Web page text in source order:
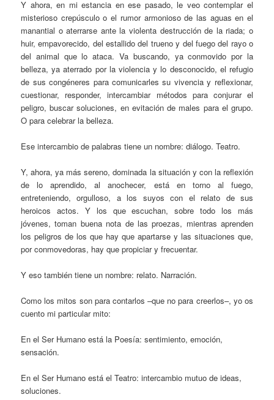
Y ahora, en mi estancia en ese pasado, le veo contemplar el
misterioso crepúsculo o el rumor armonioso de las aguas en el
manantial o aterrarse ante la violenta destrucción de la riada; o
huir, empavorecido, del estallido del trueno y del fuego del rayo o
del animal que lo ataca. Va buscando, ya conmovido por la
belleza, ya aterrado por la violencia y lo desconocido, el refugio
de sus congéneres para comunicarles su vivencia y reflexionar,
cuestionar, responder, intercambiar métodos para conjurar el
peligro, buscar soluciones, en evitación de males para el grupo.
O para celebrar la belleza.
Ese intercambio de palabras tiene un nombre: diálogo. Teatro.
Y, ahora, ya más sereno, dominada la situación y con la reflexión
de lo aprendido, al anochecer, está en torno al fuego,
entreteniendo, orgulloso, a los suyos con el relato de sus
heroicos actos. Y los que escuchan, sobre todo los más
jóvenes, toman buena nota de las proezas, mientras aprenden
los peligros de los que hay que apartarse y las situaciones que,
por conmovedoras, hay que propiciar y frecuentar.
Y eso también tiene un nombre: relato. Narración.
Como los mitos son para contarlos –que no para creerlos–, yo os
cuento mi particular mito:
En el Ser Humano está la Poesía: sentimiento, emoción,
sensación.
En el Ser Humano está el Teatro: intercambio mutuo de ideas,
soluciones.